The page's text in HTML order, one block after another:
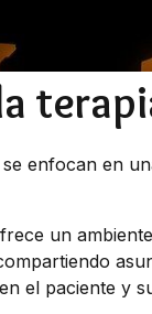
enfocan en
un
el paciente y